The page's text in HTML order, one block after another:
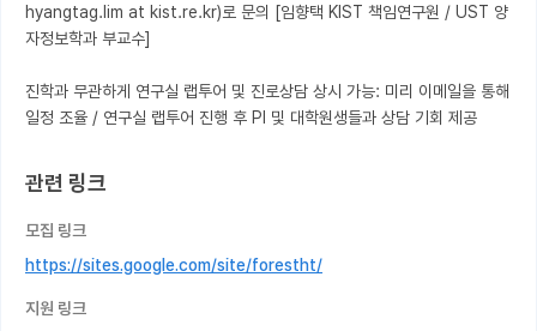
hyangtag.lim at kist.re.kr)로 문의 [임향택 KIST 책임연구원 / UST 양
자정보학과 부교수]
진학과 무관하게 연구실 랩투어 및 진로상담 상시 가능: 미리 이메일을 통해
일정 조율 / 연구실 랩투어 진행 후 PI 및 대학원생들과 상담 기회 제공
관련 링크
모집 링크
https://sites.google.com/site/forestht/
지원 링크